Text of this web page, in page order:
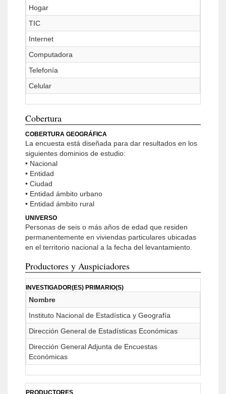
Hogar
TIC
Internet
Computadora
Telefonía
Celular
Cobertura
COBERTURA GEOGRÁFICA
La encuesta está diseñada para dar resultados en los
siguientes dominios de estudio:
• Nacional
• Entidad
• Ciudad
• Entidad ámbito urbano
• Entidad ámbito rural
UNIVERSO
Personas de seis o más años de edad que residen
permanentemente en viviendas particulares ubicadas
en el territorio nacional a la fecha del levantamiento.
Productores y Auspiciadores
INVESTIGADOR(ES) PRIMARIO(S)
Nombre
Instituto Nacional de Estadística y Geografía
Dirección General de Estadísticas Económicas
Dirección General Adjunta de Encuestas
Económicas
PRODUCTORES